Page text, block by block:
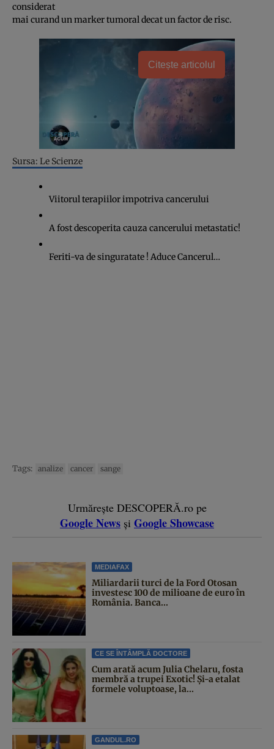
considerat
mai curand un marker tumoral decat un factor de risc.
Citește articolul
Sursa: Le Scienze
Viitorul terapiilor impotriva cancerului
A fost descoperita cauza cancerului metastatic!
Feriti-va de singuratate ! Aduce Cancerul…
Tags: analize cancer sange
Urmărește DESCOPERĂ.ro pe
Google News și Google Showcase
MEDIAFAX
Miliardarii turci de la Ford Otosan
investesc 100 de milioane de euro în
România. Banca...
CE SE ÎNTÂMPLĂ DOCTORE
Cum arată acum Julia Chelaru, fosta
membră a trupei Exotic! Și-a etalat
formele voluptoase, la...
GANDUL.RO